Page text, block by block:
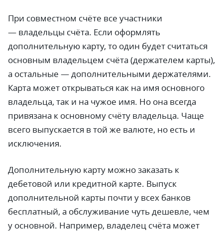
При совместном счёте все участники
— владельцы счёта. Если оформлять
дополнительную карту, то один будет считаться
основным владельцем счёта (держателем карты),
а остальные — дополнительными держателями.
Карта может открываться как на имя основного
владельца, так и на чужое имя. Но она всегда
привязана к основному счёту владельца. Чаще
всего выпускается в той же валюте, но есть и
исключения.
Дополнительную карту можно заказать к
дебетовой или кредитной карте. Выпуск
дополнительной карты почти у всех банков
бесплатный, а обслуживание чуть дешевле, чем
у основной. Например, владелец счёта может